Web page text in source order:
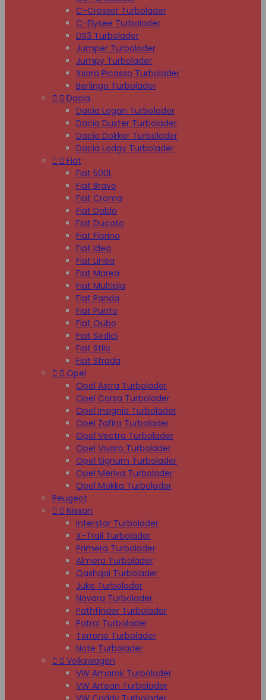
C-Crosser Turbolader
C-Elysee Turbolader
DS3 Turbolader
Jumper Turbolader
Jumpy Turbolader
Xsara Picasso Turbolader
Berlingo Turbolader
  Dacia
Dacia Logan Turbolader
Dacia Duster Turbolader
Dacia Dokker Turbolader
Dacia Lodgy Turbolader
  Fiat
Fiat 500L
Fiat Bravo
Fiat Croma
Fiat Doblo
Fiat Ducato
Fiat Fiorino
Fiat Idea
Fiat Linea
Fiat Marea
Fiat Multipla
Fiat Panda
Fiat Punto
Fiat Qubo
Fiat Sedici
Fiat Stilo
Fiat Strada
  Opel
Opel Astra Turbolader
Opel Corsa Turbolader
Opel Insignia Turbolader
Opel Zafira Turbolader
Opel Vectra Turbolader
Opel Vivaro Turbolader
Opel Signum Turbolader
Opel Meriva Turbolader
Opel Mokka Turbolader
Peugeot
  Nissan
Interstar Turbolader
X-Trail Turbolader
Primera Turbolader
Almera Turbolader
Qashqai Turbolader
Juke Turbolader
Navara Turbolader
Pathfinder Turbolader
Patrol Turbolader
Terrano Turbolader
Note Turbolader
  Volkswagen
VW Amarok Turbolader
VW Arteon Turbolader